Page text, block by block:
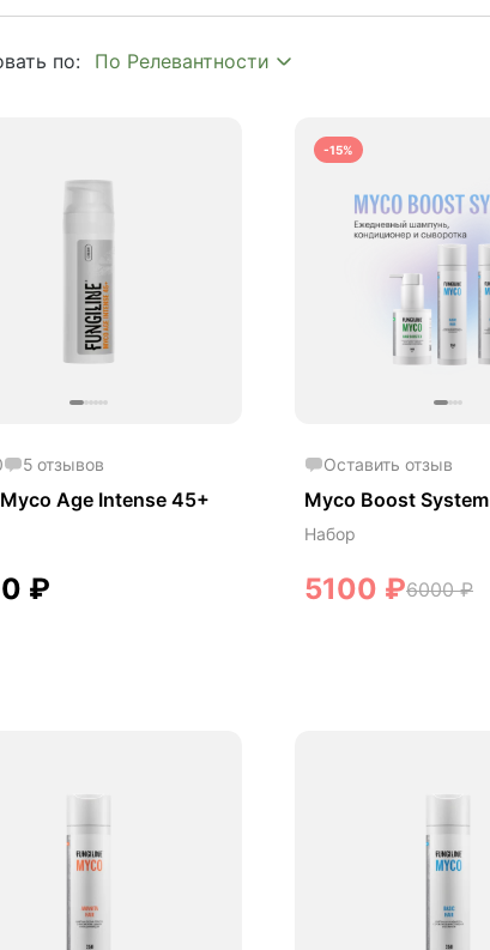
Myco
по:
5 отзывов
Age Intense 45+
₽
-15%
Оставить отзыв
Myco Boost System
Набор
5100 ₽6000₽